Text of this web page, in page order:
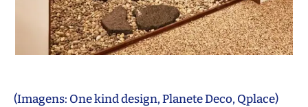
(Imagens: One kind design, Planete Deco, Qplace)